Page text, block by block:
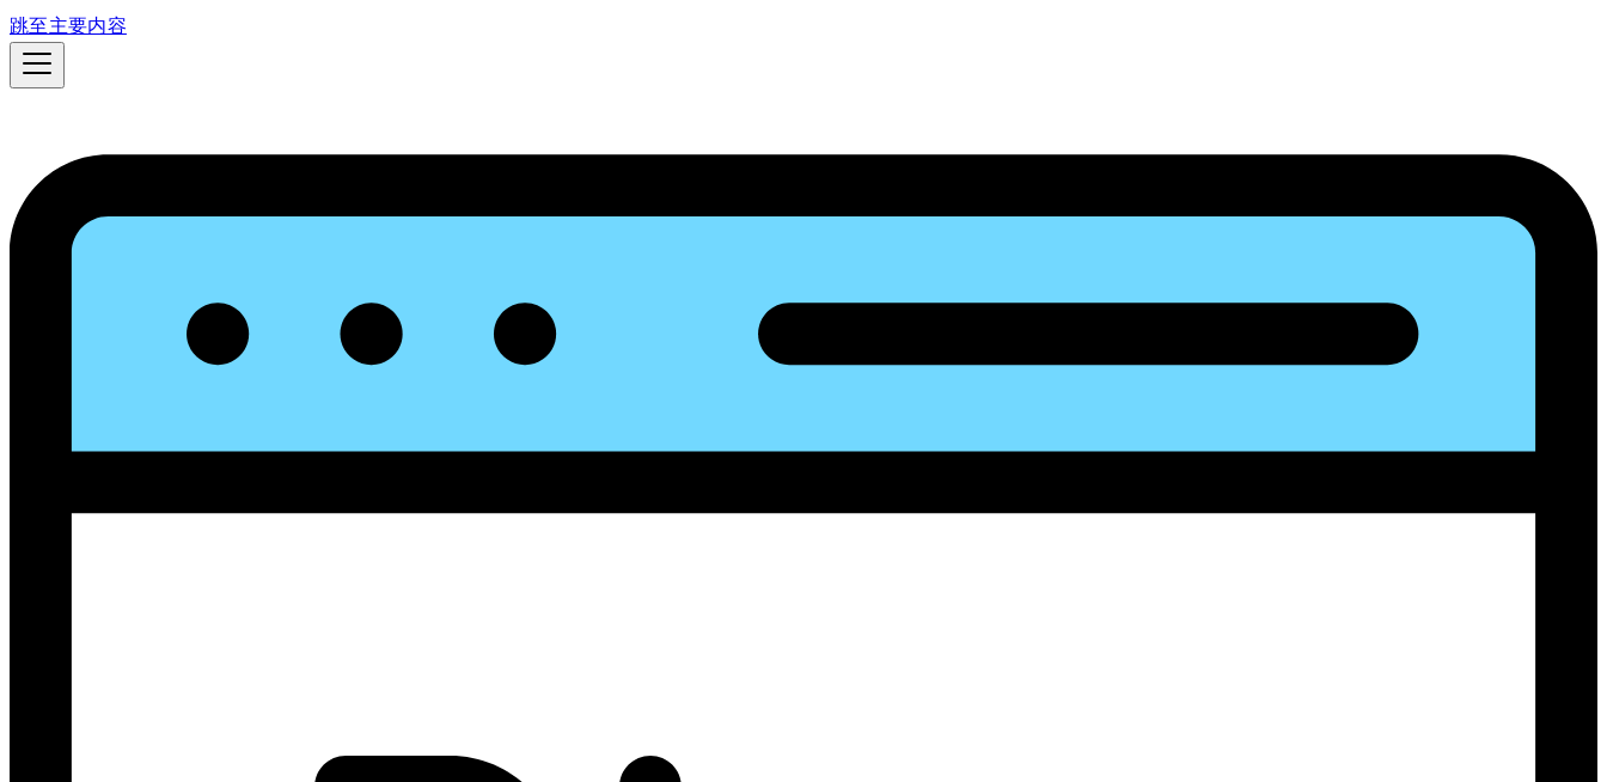
跳至主要内容